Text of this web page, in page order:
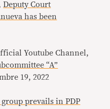
Deputy Court
has been
Youtube Channel,
“A”
19, 2022
prevails in PDP